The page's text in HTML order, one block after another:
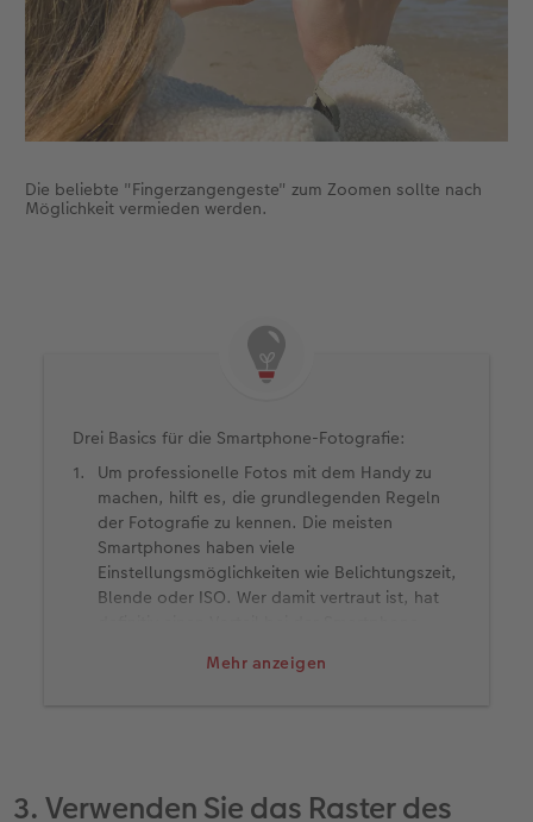
Die beliebte "Fingerzangengeste" zum Zoomen sollte nach
Möglichkeit vermieden werden.
Mehr anzeigen
Drei Basics für die Smartphone-Fotografie:
Um professionelle Fotos mit dem Handy zu
machen, hilft es, die grundlegenden Regeln
der Fotografie zu kennen. Die meisten
Smartphones haben viele
Einstellungsmöglichkeiten wie Belichtungszeit,
Blende oder ISO. Wer damit vertraut ist, hat
Die Kameralinse sollte immer sauber gehalten
Foto. Wir empfehlen für die Reinigung ein
3. Verwenden Sie das Raster des